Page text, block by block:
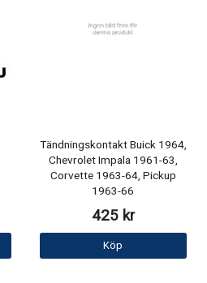
Tändningskontakt Buick 1964,
Chevrolet Impala 1961-63,
Corvette 1963-64, Pickup
1963-66
425 kr
Köp